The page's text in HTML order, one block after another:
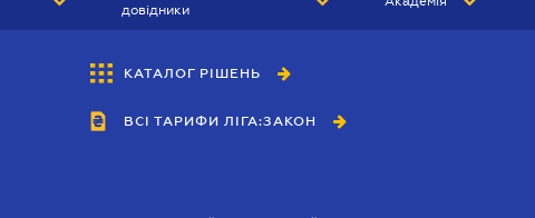
довідники
БУХГАЛТЕР&ЗАКОН
ВІСНИК МСФЗ
КАТАЛОГ РІШЕНЬ
ВСІ ТАРИФИ ЛІГА:ЗАКОН